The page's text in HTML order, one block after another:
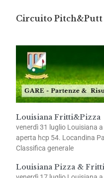
Circuito Pitch&Putt
Louisiana Fritti&Pizza
venerdì 31 luglio Louisiana
aperta hcp 54. Locandina
Classifica generale
Louisiana Pizza &